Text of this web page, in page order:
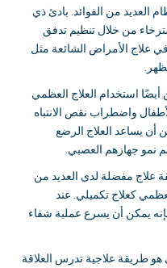
العديد من الفوائد. بادئ ذي
من خلال تنظيم تدفق
علاج الأمراض الشائعة مثل
.
استخدام العلاج العظمي
واضطراب نقص الانتباه
أن يساعد العلاج الرضع
نمو جهازهم العصبي.
علاج مفضلة لدى العديد من
كعلاج تكميلي. عند
يمكن أن يسرع عملية شفاء
طريقة علاجية تدرس العلاقة